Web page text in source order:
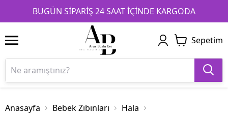
BUGÜN SİPARİŞ 24 SAAT İÇİNDE KARGODA
1 2 3
Sepetim
Anasayfa Bebek Zıbınları
Hala